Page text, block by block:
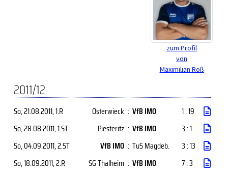
zum Profil
von
Maximilian Roß
2011/12
So, 21.08.2011, 1.R Osterwieck : VfB IMO
1 : 19
So, 28.08.2011, 1.ST Piesteritz : VfB IMO
3 : 1
So, 04.09.2011, 2.ST VfB IMO : TuS Magdeb.
3 : 13
So, 18.09.2011, 2.R SG Thalheim : VfB IMO
7 : 3